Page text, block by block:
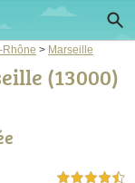
Rhône > Marseille
(13000)
4,5 étoiles sur 5